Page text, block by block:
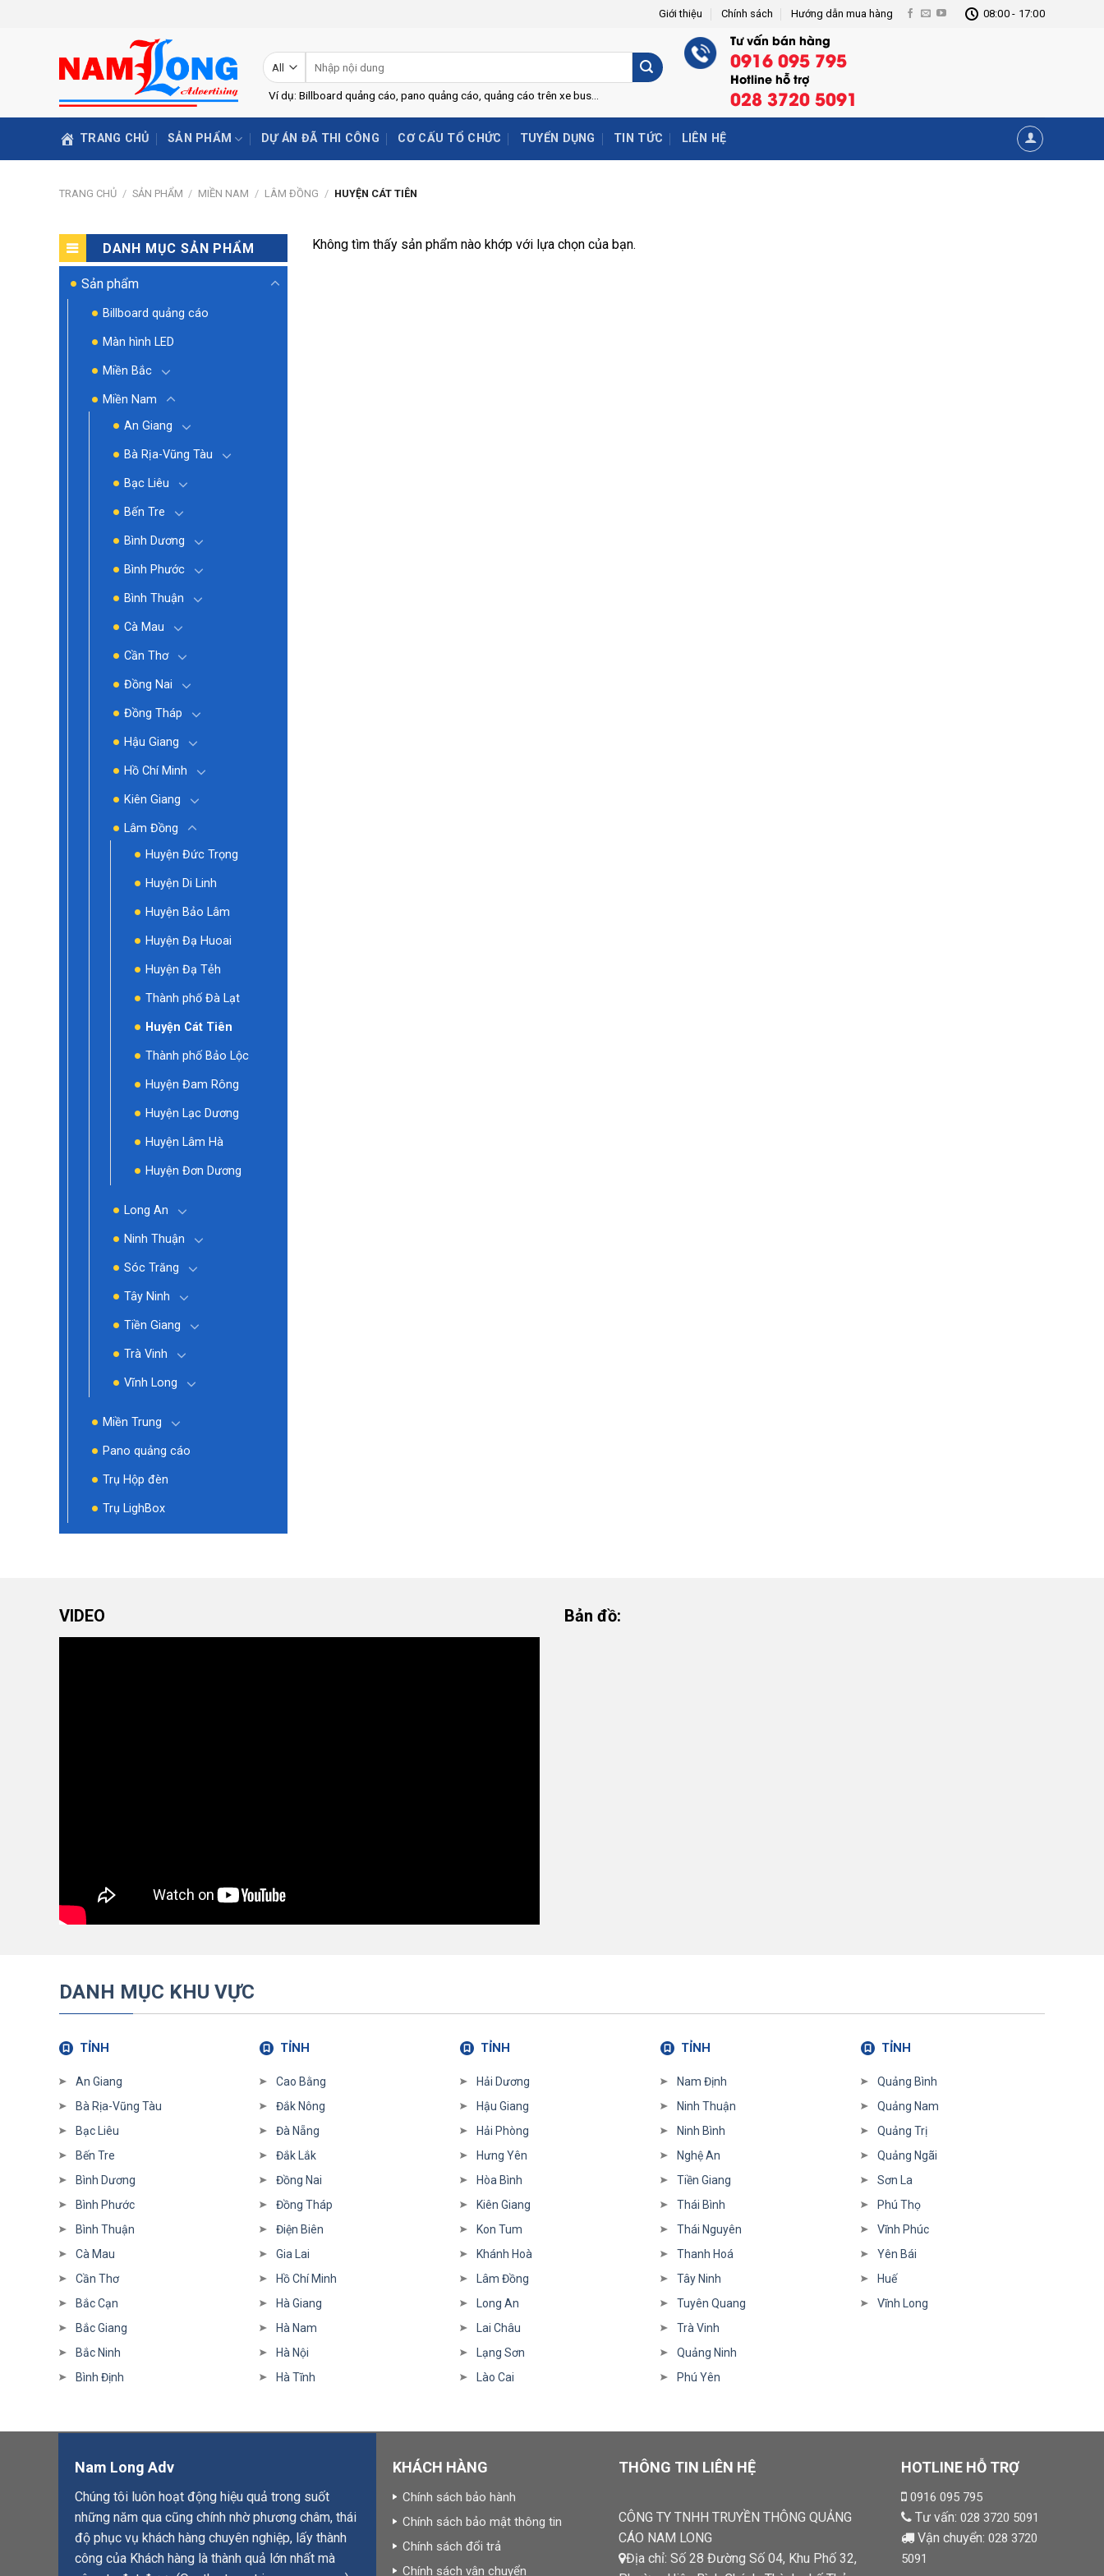
Giới thiệu Chính sách Hướng dẫn mua hàng 08:00 - 17:00
kiếm:
Ví dụ: Billboard quảng cáo, pano quảng cáo, quảng cáo trên xe bus...
Tư vấn bán hàng
0916 095 795
Hotline hỗ trợ
028 3720 5091
TRANG CHỦ SẢN PHẨM DỰ ÁN ĐÃ THI CÔNG CƠ CẤU TỔ CHỨC TUYỂN DỤNG TIN TỨC LIÊN HỆ
TRANG CHỦ / SẢN PHẨM / MIỀN NAM / LÂM ĐỒNG / HUYỆN CÁT TIÊN
DANH MỤC SẢN PHẨM
Sản phẩm
Billboard quảng cáo
Màn hình LED
Miền Bắc
Miền Nam
An Giang
Bà Rịa-Vũng Tàu
Bạc Liêu
Bến Tre
Bình Dương
Bình Phước
Bình Thuận
Cà Mau
Cần Thơ
Đồng Nai
Đồng Tháp
Hậu Giang
Hồ Chí Minh
Kiên Giang
Lâm Đồng
Huyện Đức Trọng
Huyện Di Linh
Huyện Bảo Lâm
Huyện Đạ Huoai
Huyện Đạ Tẻh
Thành phố Đà Lạt
Huyện Cát Tiên
Thành phố Bảo Lộc
Huyện Đam Rông
Huyện Lạc Dương
Huyện Lâm Hà
Huyện Đơn Dương
Long An
Ninh Thuận
Sóc Trăng
Tây Ninh
Tiền Giang
Trà Vinh
Vĩnh Long
Miền Trung
Pano quảng cáo
Trụ Hộp đèn
Trụ LighBox
Không tìm thấy sản phẩm nào khớp với lựa chọn của bạn.
VIDEO Bản đồ:
DANH MỤC KHU VỰC
TỈNH
An Giang
Bà Rịa-Vũng Tàu
Bạc Liêu
Bến Tre
Bình Dương
Bình Phước
Bình Thuận
Cà Mau
Cần Thơ
Bắc Cạn
Bắc Giang
Bắc Ninh
Bình Định
TỈNH
Cao Bằng
Đắk Nông
Đà Nẵng
Đắk Lắk
Đồng Nai
Đồng Tháp
Điện Biên
Gia Lai
Hồ Chí Minh
Hà Giang
Hà Nam
Hà Nội
Hà Tĩnh
TỈNH
Hải Dương
Hậu Giang
Hải Phòng
Hưng Yên
Hòa Bình
Kiên Giang
Kon Tum
Khánh Hoà
Lâm Đồng
Long An
Lai Châu
Lạng Sơn
Lào Cai
TỈNH
Nam Định
Ninh Thuận
Ninh Bình
Nghệ An
Tiền Giang
Thái Bình
Thái Nguyên
Thanh Hoá
Tây Ninh
Tuyên Quang
Trà Vinh
Quảng Ninh
Phú Yên
TỈNH
Quảng Bình
Quảng Nam
Quảng Trị
Quảng Ngãi
Sơn La
Phú Thọ
Vĩnh Phúc
Yên Bái
Huế
Vĩnh Long
Nam Long Adv
Chúng tôi luôn hoạt động hiệu quả trong suốt
những năm qua cũng chính nhờ phương châm, thái
độ phục vụ khách hàng chuyên nghiệp, lấy thành
công của Khách hàng là thành quả lớn nhất mà
KHÁCH HÀNG
Chính sách bảo hành
Chính sách bảo mật thông tin
Chính sách đổi trả
Chính sách vận chuyển
THÔNG TIN LIÊN HỆ
CÔNG TY TNHH TRUYỀN THÔNG QUẢNG
CÁO NAM LONG
Địa chỉ: Số 28 Đường Số 04, Khu Phố 32,
HOTLINE HỖ TRỢ
0916 095 795
Tư vấn:028 3720 5091
Vận chuyển:028 3720
5091